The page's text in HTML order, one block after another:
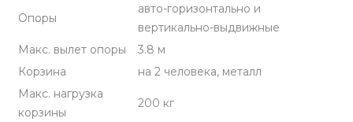
Опоры
авто-горизонтально и
вертикально-выдвижные
Макс. вылет опоры
3.8 м
Корзина
на 2 человека, металл
Макс. нагрузка
корзины
200 кг